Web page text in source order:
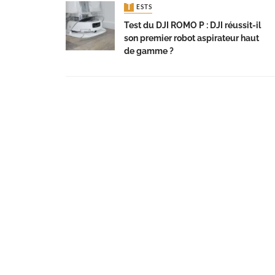
TESTS
Test du DJI ROMO P : DJI réussit-il
son premier robot aspirateur haut
de gamme ?